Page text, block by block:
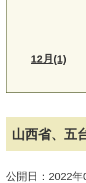
山西省、五
公開日：2022
12月(1)